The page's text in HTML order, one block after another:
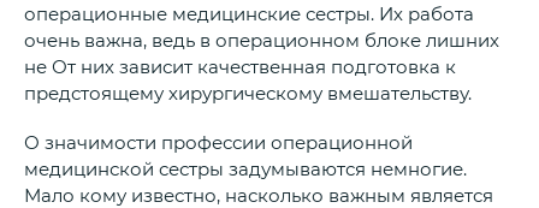
операционные медицинские сестры. Их работа
очень важна, ведь в операционном блоке лишних
не От них зависит качественная подготовка к
предстоящему хирургическому вмешательству.
О значимости профессии операционной
медицинской сестры задумываются немногие.
Мало кому известно, насколько важным является